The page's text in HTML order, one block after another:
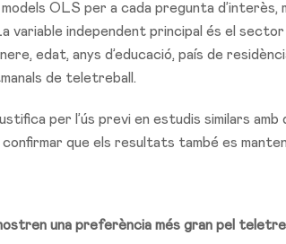
OLS per a cada pregunta d’interès,
variable independent principal és el
edat, anys d’educació, país de
de teletreball.
per l’ús previ en estudis similars
que els resultats també es
una preferència més gran pel